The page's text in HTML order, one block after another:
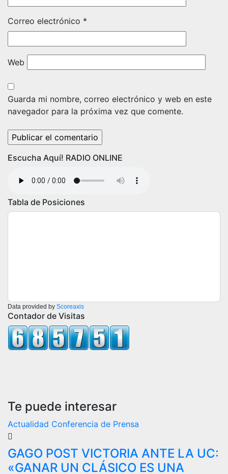
Correo electrónico *
Web
Guarda mi nombre, correo electrónico y web en este
navegador para la próxima vez que comente.
Escucha Aquí! RADIO ONLINE
Tabla de Posiciones
Data provided by Scoreaxis
Contador de Visitas
Te puede interesar
Actualidad Conferencia de Prensa
GAGO POST VICTORIA ANTE LA UC:
«GANAR UN CLÁSICO ES UNA